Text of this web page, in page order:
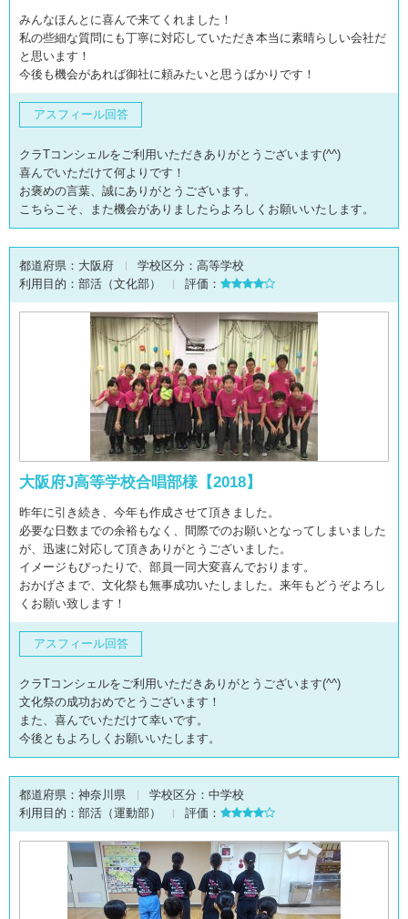
みんなほんとに喜んで来てくれました！
私の些細な質問にも丁寧に対応していただき本当に素晴らしい会社だ
と思います！
今後も機会があれば御社に頼みたいと思うばかりです！
アスフィール回答
クラTコンシェルをご利用いただきありがとうございます(^^)
喜んでいただけて何よりです！
お褒めの言葉、誠にありがとうございます。
こちらこそ、また機会がありましたらよろしくお願いいたします。
都道府県： 大阪府 学校区分： 高等学校
利用目的： 部活（文化部） 評価：
大阪府J高等学校合唱部様【2018】
昨年に引き続き、今年も作成させて頂きました。
必要な日数までの余裕もなく、間際でのお願いとなってしまいました
が、迅速に対応して頂きありがとうございました。
イメージもぴったりで、部員一同大変喜んでおります。
おかげさまで、文化祭も無事成功いたしました。来年もどうぞよろし
くお願い致します！
アスフィール回答
クラTコンシェルをご利用いただきありがとうございます(^^)
文化祭の成功おめでとうございます！
また、喜んでいただけて幸いです。
今後ともよろしくお願いいたします。
都道府県： 神奈川県 学校区分： 中学校
利用目的： 部活（運動部） 評価：